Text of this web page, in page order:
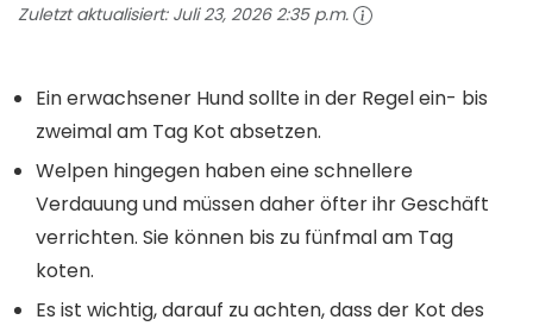
Zuletzt aktualisiert: Juli 23, 2026 2:35 p.m.
Ein erwachsener Hund sollte in der Regel ein- bis
zweimal am Tag Kot absetzen.
Welpen hingegen haben eine schnellere
Verdauung und müssen daher öfter ihr Geschäft
verrichten. Sie können bis zu fünfmal am Tag
koten.
Es ist wichtig, darauf zu achten, dass der Kot des